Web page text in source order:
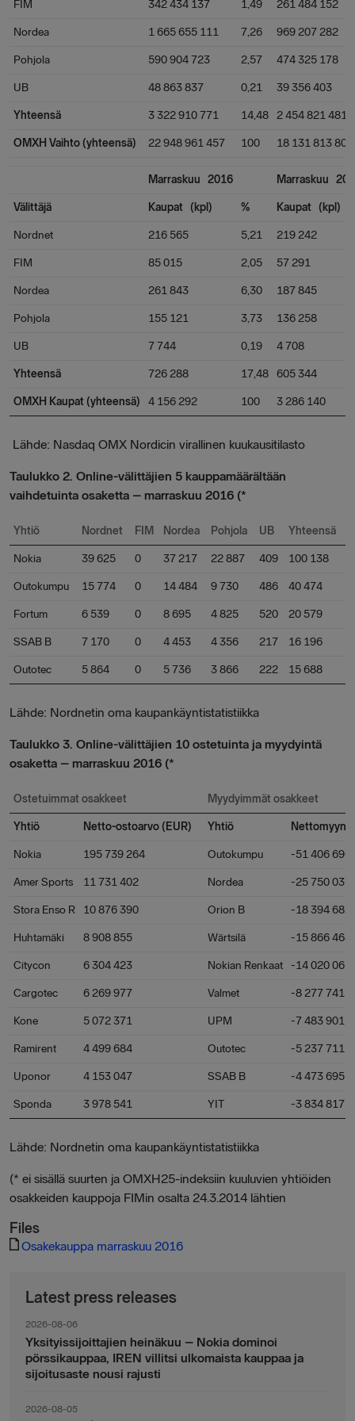
FIM 342 434 137 1,49 261 484 152
Nordea 1 665 655 111 7,26 969 207 282
Pohjola 590 904 723 2,57 474 325 178
UB 48 863 837 0,21 39 356 403
Yhteensä 3 322 910 771 14,48 2 454 821 481
OMXH Vaihto (yhteensä) 22 948 961 457 100 18 131 813 809
Marraskuu 2016 Marraskuu
Välittäjä Kaupat (kpl) % Kaupat (kpl)
Nordnet 216 565 5,21 219 242
FIM 85 015 2,05 57 291
Nordea 261 843 6,30 187 845
Pohjola 155 121 3,73 136 258
UB 7 744 0,19 4 708
Yhteensä 726 288 17,48 605 344
OMXH Kaupat (yhteensä) 4 156 292 100 3 286 140
Lähde: Nasdaq OMX Nordicin virallinen kuukausitilasto
Taulukko 2. Online-välittäjien 5 kauppamäärältään
vaihdetuinta osaketta – marraskuu 2016 (*
Yhtiö Nordnet FIM Nordea Pohjola UB Yhteensä
Nokia 39 625 0 37 217 22 887 409 100 138
Outokumpu 15 774 0 14 484 9 730 486 40 474
Fortum 6 539 0 8 695 4 825 520 20 579
SSAB B 7 170 0 4 453 4 356 217 16 196
Outotec 5 864 0 5 736 3 866 222 15 688
Lähde: Nordnetin oma kaupankäyntistatistiikka
Taulukko 3. Online-välittäjien 10 ostetuinta ja myydyintä
osaketta – marraskuu 2016 (*
Ostetuimmat osakkeet Myydyimmät osakkeet
Yhtiö Netto-ostoarvo (EUR) Yhtiö
Nokia 195 739 264 Outokumpu -51 406 696
Amer Sports 11 731 402 Nordea -25 750 037
Stora Enso R 10 876 390 Orion B -18 394 682
Huhtamäki 8 908 855 Wärtsilä -15 866 464
Citycon 6 304 423 Nokian Renkaat -14 020 061
Cargotec 6 269 977 Valmet -8 277 741
Kone 5 072 371 UPM -7 483 901
Ramirent 4 499 684 Outotec -5 237 711
Uponor 4 153 047 SSAB B -4 473 695
Sponda 3 978 541 YIT -3 834 817
Lähde: Nordnetin oma kaupankäyntistatistiikka
(* ei sisällä suurten ja OMXH25-indeksiin kuuluvien yhtiöiden
osakkeiden kauppoja FIMin osalta 24.3.2014 lähtien
Files
Osakekauppa marraskuu 2016
Latest press releases
2026-08-06
Yksityissijoittajien heinäkuu – Nokia dominoi
pörssikauppaa, IREN villitsi ulkomaista kauppaa ja
sijoitusaste nousi rajusti
2026-08-05